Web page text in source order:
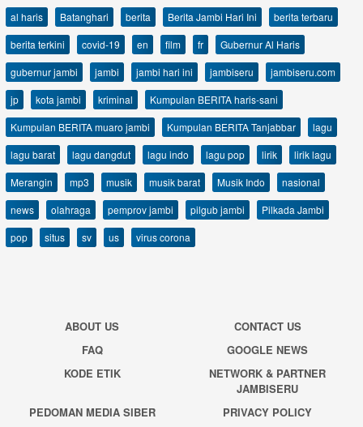
al haris Batanghari berita Berita Jambi Hari Ini
berita terbaru
berita terkini
covid-19 en film fr
Gubernur Al Haris
gubernur jambi
jambi jambi hari ini jambiseru
jambiseru.com
jp
kota jambi kriminal
Kumpulan BERITA haris-sani
Kumpulan BERITA muaro jambi
Kumpulan BERITA Tanjabbar
lagu
lagu barat
lagu dangdut lagu indo lagu pop lirik
lirik lagu
Merangin
mp3 musik musik barat Musik Indo
nasional
news
olahraga pemprov jambi pilgub jambi
Pilkada Jambi
pop
situs sv us virus corona
ABOUT US
CONTACT US
FAQ
GOOGLE NEWS
KODE ETIK
NETWORK & PARTNER
JAMBISERU
PEDOMAN MEDIA SIBER
PRIVACY POLICY